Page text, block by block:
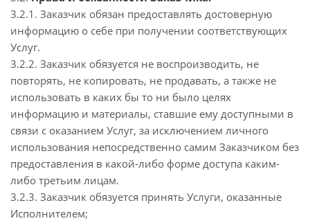
3.2.1. Заказчик обязан предоставлять достоверную
информацию о себе при получении соответствующих
Услуг.
3.2.2. Заказчик обязуется не воспроизводить, не
повторять, не копировать, не продавать, а также не
использовать в каких бы то ни было целях
информацию и материалы, ставшие ему доступными в
связи с оказанием Услуг, за исключением личного
использования непосредственно самим Заказчиком без
предоставления в какой-либо форме доступа каким-
либо третьим лицам.
3.2.3. Заказчик обязуется принять Услуги, оказанные
Исполнителем;